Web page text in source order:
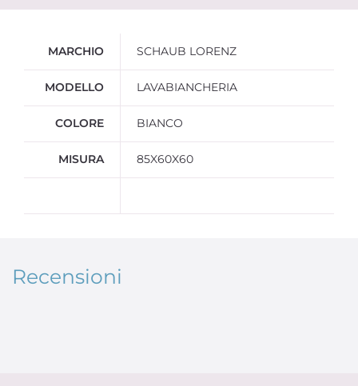
MARCHIO SCHAUB LORENZ
MODELLO LAVABIANCHERIA
COLORE BIANCO
MISURA 85X60X60
Recensioni